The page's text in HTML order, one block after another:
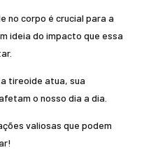
no corpo é crucial para a
ideia do impacto que essa
tireoide atua, sua
o nosso dia a dia.
valiosas que podem